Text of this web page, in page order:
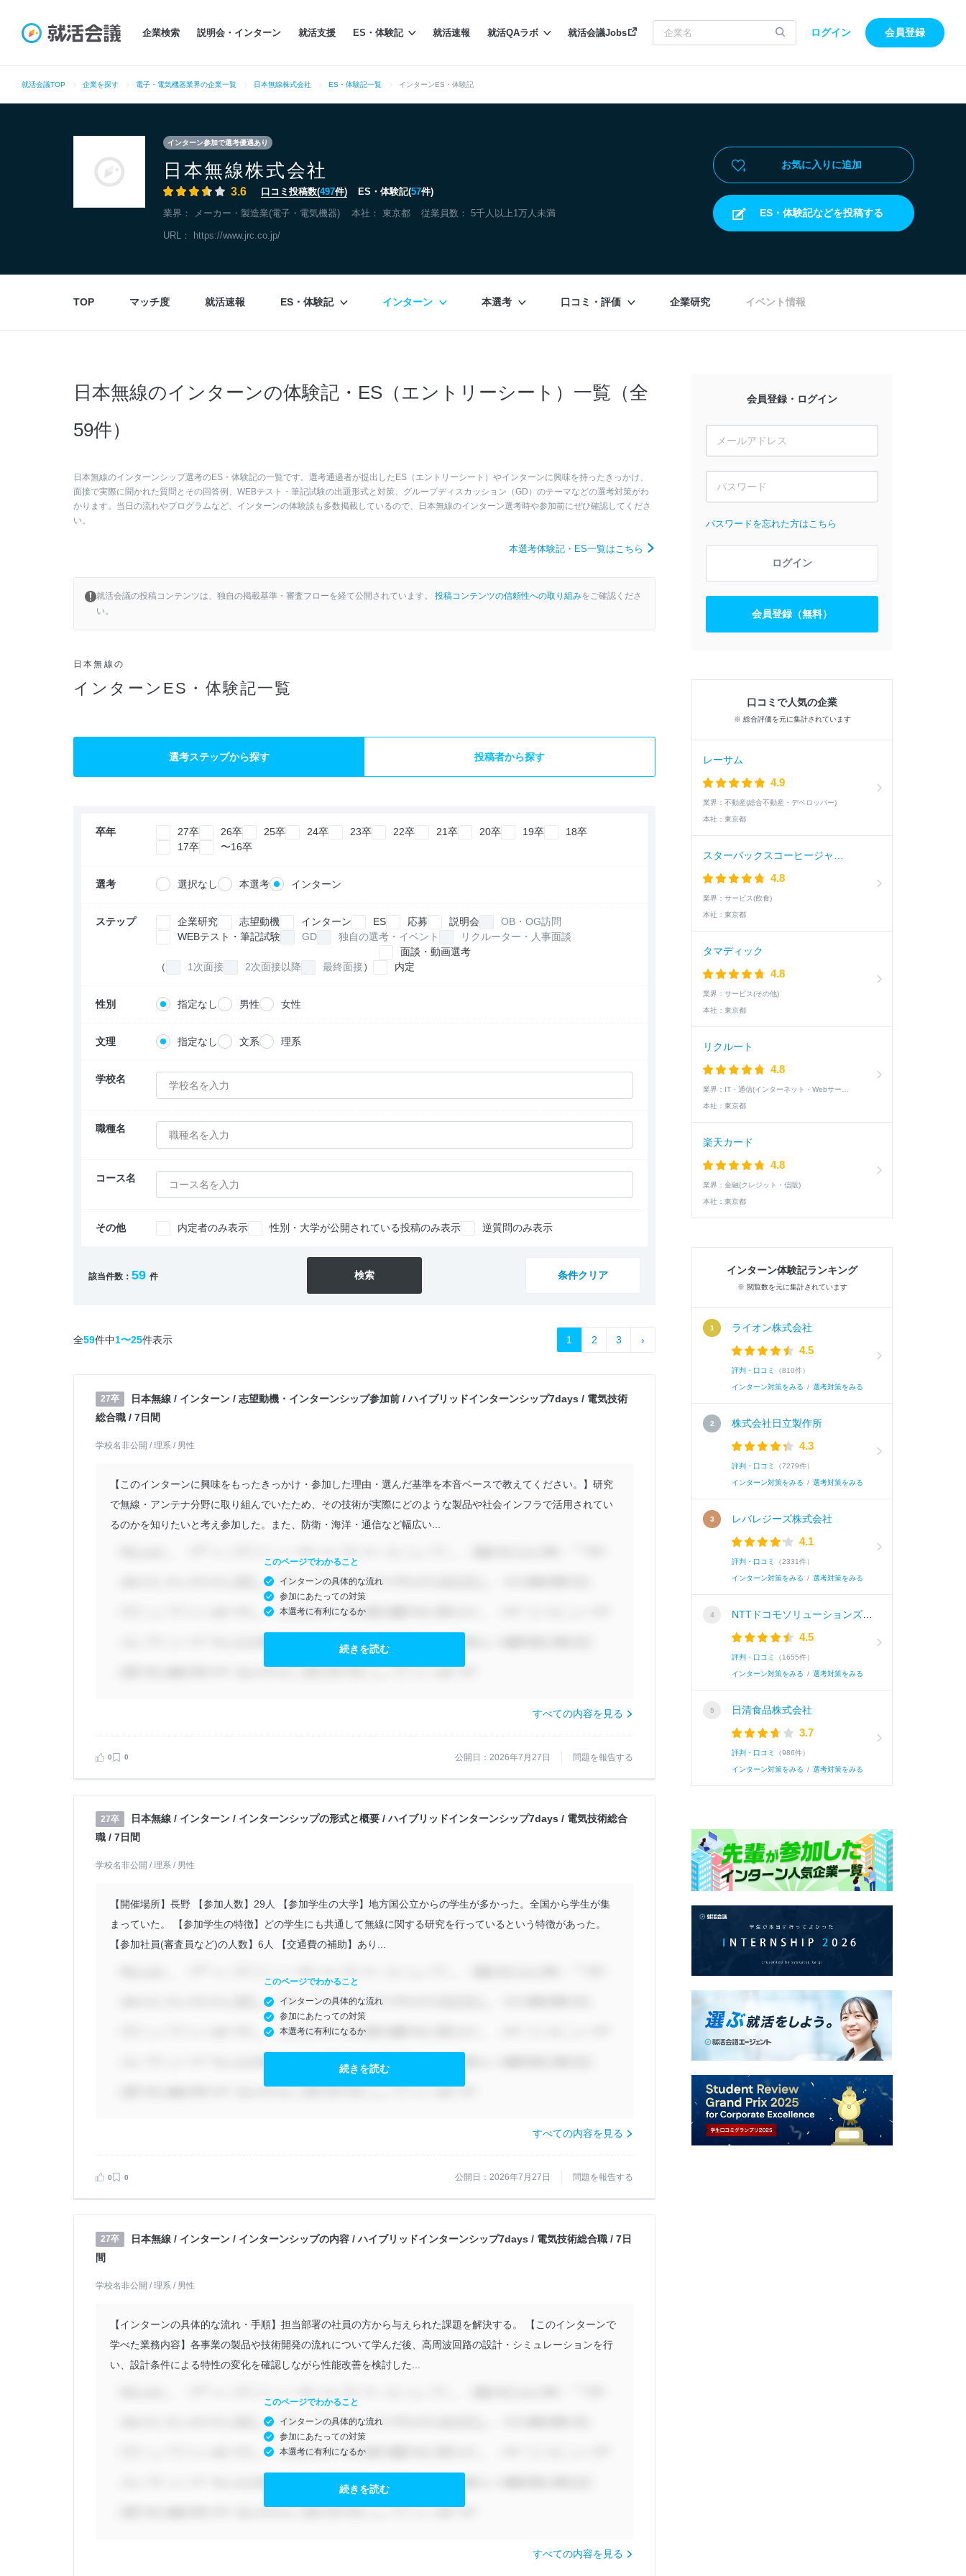
企業検索 説明会・インターン 就活支援 ES・体験記 就活速報 就活QAラボ 就活会議Jobs ログイン 会員登録
就活会議TOP 企業を探す 電子・電気機器業界の企業一覧 日本無線株式会社 ES・体験記一覧 インターンES・体験記
インターン参加で選考優遇あり
日本無線株式会社
3.6 口コミ投稿数(497件) ES・体験記(57件)
業界： メーカー・製造業(電子・電気機器) 本社： 東京都 従業員数： 5千人以上1万人未満
URL： https://www.jrc.co.jp/
お気に入りに追加
ES・体験記などを投稿する
TOP マッチ度 就活速報 ES・体験記 インターン 本選考 口コミ・評価 企業研究 イベント情報
日本無線のインターンの体験記・ES（エントリーシート）一覧（全
59件）
日本無線のインターンシップ選考のES・体験記の一覧です。選考通過者が提出したES（エントリーシート）やインターンに興味を持ったきっかけ、
面接で実際に聞かれた質問とその回答例、WEBテスト・筆記試験の出題形式と対策、グループディスカッション（GD）のテーマなどの選考対策がわ
かります。当日の流れやプログラムなど、インターンの体験談も多数掲載しているので、日本無線のインターン選考時や参加前にぜひ確認してくださ
い。
本選考体験記・ES一覧はこちら
就活会議の投稿コンテンツは、独自の掲載基準・審査フローを経て公開されています。 投稿コンテンツの信頼性への取り組みをご確認くださ
い。
日本無線の
インターンES・体験記一覧
選考ステップから探す 投稿者から探す
卒年 27卒 26卒 25卒 24卒 23卒 22卒 21卒 20卒 19卒
18卒
17卒
〜16卒
選考 選択なし 本選考 インターン
ステップ 企業研究 志望動機 インターン ES 応募 説明会
OB・OG訪問
WEBテスト・筆記試験
GD 独自の選考・イベント
リクルーター・人事面談
面談・動画選考
（
1次面接 2次面接以降 最終面接） 内定
性別 指定なし 男性 女性
文理 指定なし 文系 理系
学校名
学校名を入力
職種名
職種名を入力
コース名
コース名を入力
その他 内定者のみ表示 性別・大学が公開されている投稿のみ表示 逆質問のみ表示
該当件数： 59 件 検索 条件クリア
全59件中1〜25件表示 1 2 3 ›
27卒
日本無線 / インターン / 志望動機・インターンシップ参加前 / ハイブリッドインターンシップ7days / 電気技術
総合職 / 7日間
学校名非公開 / 理系 / 男性
【このインターンに興味をもったきっかけ・参加した理由・選んだ基準を本音ベースで教えてください。】研究
で無線・アンテナ分野に取り組んでいたため、その技術が実際にどのような製品や社会インフラで活用されてい
るのかを知りたいと考え参加した。また、防衛・海洋・通信など幅広い...
このページでわかること
インターンの具体的な流れ
参加にあたっての対策
本選考に有利になるか
続きを読む
すべての内容を見る
0 0 公開日：2026年7月27日 問題を報告する
27卒
日本無線 / インターン / インターンシップの形式と概要 / ハイブリッドインターンシップ7days / 電気技術総合
職 / 7日間
学校名非公開 / 理系 / 男性
【開催場所】長野 【参加人数】29人 【参加学生の大学】地方国公立からの学生が多かった。全国から学生が集
まっていた。 【参加学生の特徴】どの学生にも共通して無線に関する研究を行っているという特徴があった。
【参加社員(審査員など)の人数】6人 【交通費の補助】あり...
このページでわかること
インターンの具体的な流れ
参加にあたっての対策
本選考に有利になるか
続きを読む
すべての内容を見る
0 0 公開日：2026年7月27日 問題を報告する
27卒
日本無線 / インターン / インターンシップの内容 / ハイブリッドインターンシップ7days / 電気技術総合職 / 7日
間
学校名非公開 / 理系 / 男性
【インターンの具体的な流れ・手順】担当部署の社員の方から与えられた課題を解決する。 【このインターンで
学べた業務内容】各事業の製品や技術開発の流れについて学んだ後、高周波回路の設計・シミュレーションを行
い、設計条件による特性の変化を確認しながら性能改善を検討した...
このページでわかること
インターンの具体的な流れ
参加にあたっての対策
本選考に有利になるか
続きを読む
すべての内容を見る
会員登録・ログイン
パスワードを忘れた方はこちら
ログイン
会員登録（無料）
口コミで人気の企業
※ 総合評価を元に集計されています
レーサム
4.9
業界： 不動産(総合不動産・デベロッパー)
本社： 東京都
4.8
業界： サービス(飲食)
本社： 東京都
タマディック
4.8
業界： サービス(その他)
本社： 東京都
リクルート
4.8
業界：
本社： 東京都
楽天カード
4.8
業界： 金融(クレジット・信販)
本社： 東京都
インターン体験記ランキング
※ 閲覧数を元に集計されています
ライオン株式会社
4.5
評判・口コミ （810件）
インターン対策をみる / 選考対策をみる
株式会社日立製作所
4.3
評判・口コミ （7279件）
インターン対策をみる / 選考対策をみる
レバレジーズ株式会社
4.1
評判・口コミ （2331件）
インターン対策をみる / 選考対策をみる
NTTドコモソリューションズ株式会社
4.5
評判・口コミ （1655件）
インターン対策をみる / 選考対策をみる
日清食品株式会社
3.7
評判・口コミ （986件）
インターン対策をみる / 選考対策をみる